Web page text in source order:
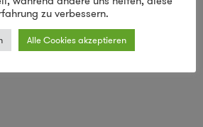
aus Berlin.
]
zu verbessern.
Alle Cookies akzeptieren